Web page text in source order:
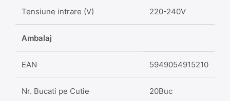
Tensiune intrare (V) 220-240V
Ambalaj
EAN 5949054915210
Nr. Bucati pe Cutie 20Buc